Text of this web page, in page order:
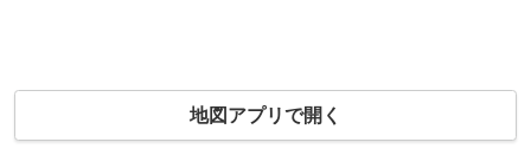
地図アプリで開く